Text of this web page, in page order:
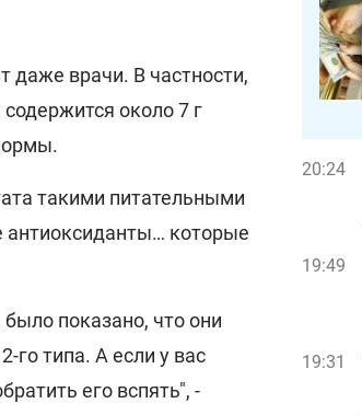
врачи. В частности,
около 7 г
такими питательными
которые
было показано, что они
го типа. А если у вас
его вспять", -
20:24
19:49
19:31